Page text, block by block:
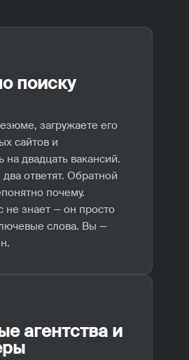
поиску
загружаете его
сайтов и
на двадцать вакансий.
ответят. Обратной
почему.
не знает — он просто
слова. Вы —
агентства и